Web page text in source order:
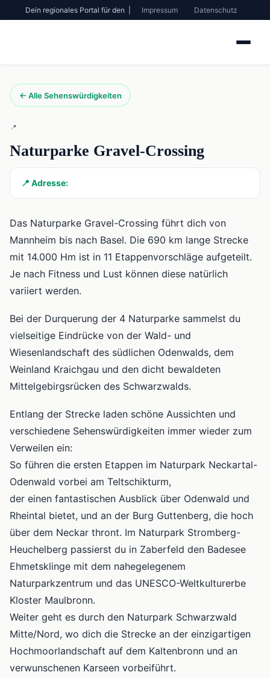
Dein regionales Portal für den | Impressum Datenschutz
← Alle Sehenswürdigkeiten
📍
Naturparke Gravel-Crossing
📍 Adresse:
Das Naturparke Gravel-Crossing führt dich von
Mannheim bis nach Basel. Die 690 km lange Strecke
mit 14.000 Hm ist in 11 Etappenvorschläge aufgeteilt.
Je nach Fitness und Lust können diese natürlich
variiert werden.
Bei der Durquerung der 4 Naturparke sammelst du
vielseitige Eindrücke von der Wald- und
Wiesenlandschaft des südlichen Odenwalds, dem
Weinland Kraichgau und den dicht bewaldeten
Mittelgebirgsrücken des Schwarzwalds.
Entlang der Strecke laden schöne Aussichten und
verschiedene Sehenswürdigkeiten immer wieder zum
Verweilen ein:
So führen die ersten Etappen im Naturpark Neckartal-
Odenwald vorbei am Teltschikturm,
der einen fantastischen Ausblick über Odenwald und
Rheintal bietet, und an der Burg Guttenberg, die hoch
über dem Neckar thront. Im Naturpark Stromberg-
Heuchelberg passierst du in Zaberfeld den Badesee
Ehmetsklinge mit dem nahegelegenem
Naturparkzentrum und das UNESCO-Weltkulturerbe
Kloster Maulbronn.
Weiter geht es durch den Naturpark Schwarzwald
Mitte/Nord, wo dich die Strecke an der einzigartigen
Hochmoorlandschaft auf dem Kaltenbronn und an
verwunschenen Karseen vorbeiführt.